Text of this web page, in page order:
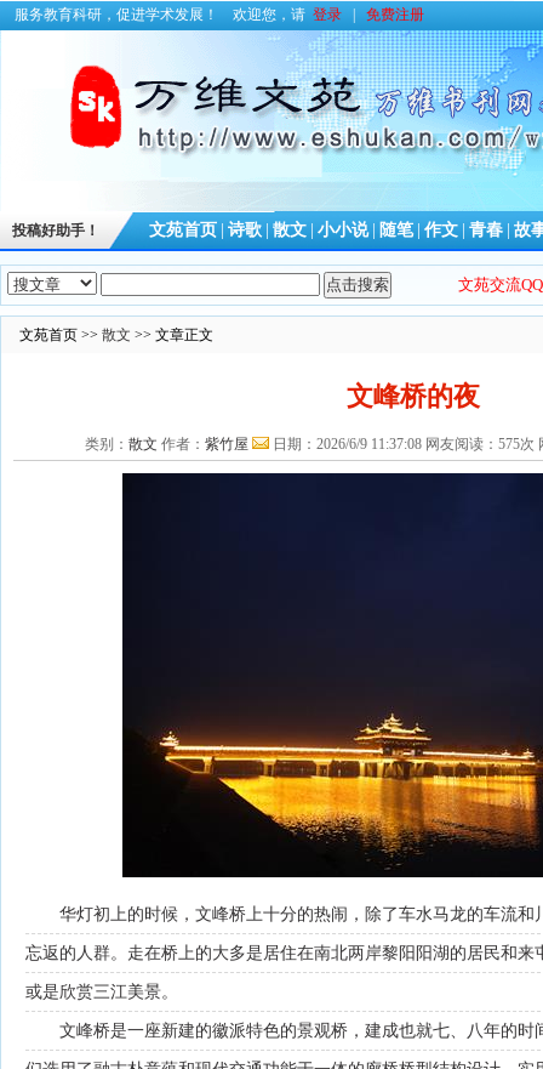
服务教育科研，促进学术发展！ 欢迎您，请 登录 免费注册
投稿好助手！ 文苑首页 诗歌 散文 小小说 随笔 作文 青春 故
文苑交流
文苑首页 >> 散文 >> 文章正文
文峰桥的夜
类别： 散文 作者： 紫竹屋 日期：2026/6/9 11:37:08 网友阅读：575
华灯初上的时候，文峰桥上十分的热闹，除了车水马龙的车流
忘返的人群。走在桥上的大多是居住在南北两岸黎阳阳湖的居民和
或是欣赏三江美景。
文峰桥是一座新建的徽派特色的景观桥，建成也就七、八年的